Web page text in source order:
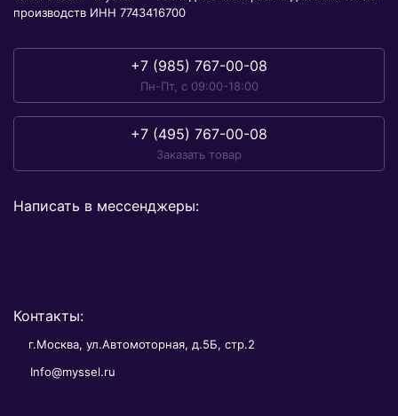
производств ИНН 7743416700
+7 (985) 767-00-08
Пн-Пт, с 09:00-18:00
+7 (495) 767-00-08
Заказать товар
Написать в мессенджеры:
Контакты:
г.Москва, ул.Автомоторная, д.5Б, стр.2
Info@myssel.ru